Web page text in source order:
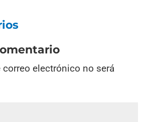
correo electrónico no será